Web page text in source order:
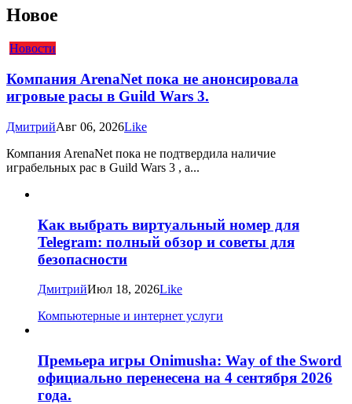
Новое
Новости
Компания ArenaNet пока не анонсировала
игровые расы в Guild Wars 3.
ДмитрийАвг 06, 2026Like
Компания ArenaNet пока не подтвердила наличие
играбельных рас в Guild Wars 3 , а...
Как выбрать виртуальный номер для
Telegram: полный обзор и советы для
безопасности
ДмитрийИюл 18, 2026Like
Компьютерные и интернет услуги
Премьера игры Onimusha: Way of the Sword
официально перенесена на 4 сентября 2026
года.